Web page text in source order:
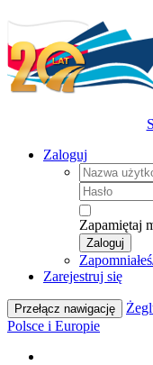
Zaloguj
Zapamiętaj
Zaloguj
Zarejestruj się
Przełącz nawigację
Polsce i Europie